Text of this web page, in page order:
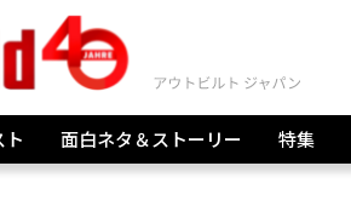
ト 面白ネタ＆ストーリー 特集